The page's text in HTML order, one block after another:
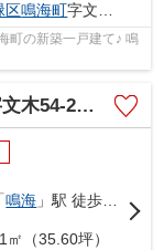
区鳴海町字文木56-3
の新築一戸建て♪ 鳴
築一戸建て 1号棟
「鳴海 」駅 徒歩12分
（35.60坪）